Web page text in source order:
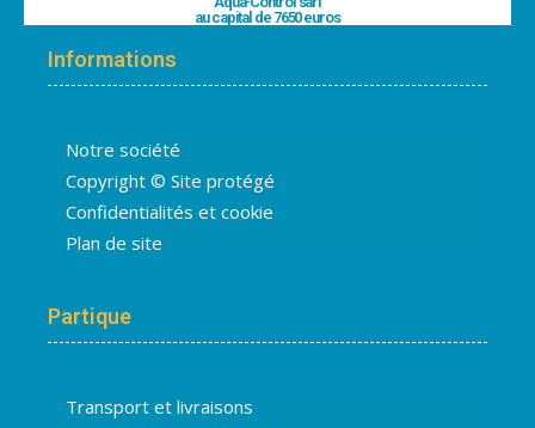
au capital de 7650 euros
Informations
Notre société
Copyright © Site protégé
Confidentialités et cookie
Plan de site
Partique
Transport et livraisons